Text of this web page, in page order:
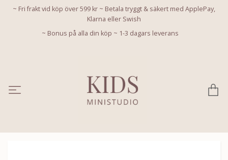
~ Fri frakt vid köp över 599 kr ~ Betala tryggt & säkert med ApplePay,
Klarna eller Swish
~ Bonus på alla din köp ~ 1-3 dagars leverans